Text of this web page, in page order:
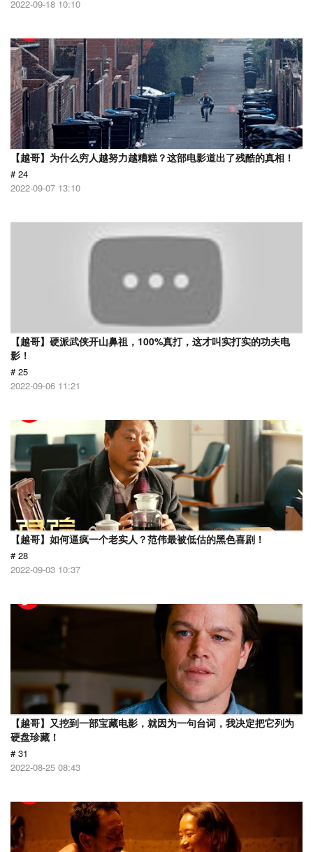
2022-09-18 10:10
【越哥】为什么穷人越努力越糟糕？这部电影道出了残酷的真相！
# 24
2022-09-07 13:10
【越哥】硬派武侠开山鼻祖，100%真打，这才叫实打实的功夫电
影！
# 25
2022-09-06 11:21
【越哥】如何逼疯一个老实人？范伟最被低估的黑色喜剧！
# 28
2022-09-03 10:37
【越哥】又挖到一部宝藏电影，就因为一句台词，我决定把它列为
硬盘珍藏！
# 31
2022-08-25 08:43